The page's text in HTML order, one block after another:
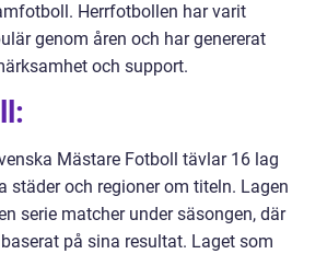
Herrfotbollen har varit
genom åren och har genererat
och support.
Mästare Fotboll tävlar 16 lag
städer och regioner om titeln. Lagen
serie matcher under säsongen, där
på sina resultat. Laget som